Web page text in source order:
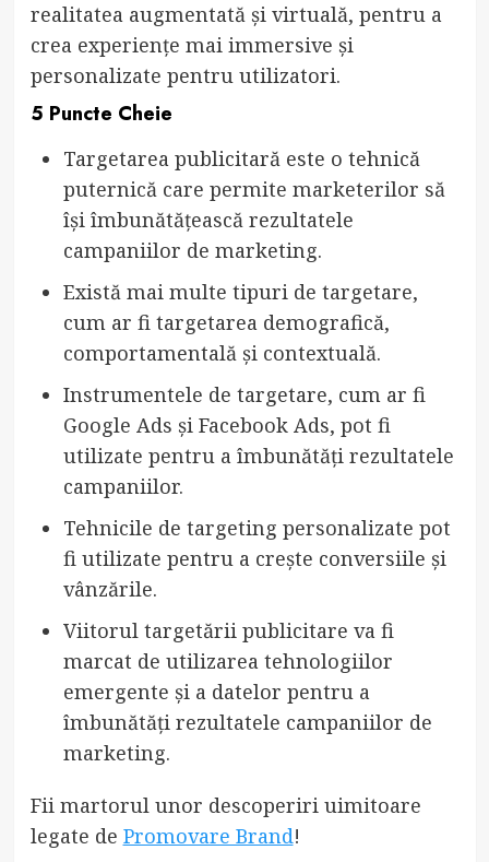
realitatea augmentată și virtuală, pentru a
crea experiențe mai immersive și
personalizate pentru utilizatori.
5 Puncte Cheie
Targetarea publicitară este o tehnică
puternică care permite marketerilor să
își îmbunătățească rezultatele
campaniilor de marketing.
Există mai multe tipuri de targetare,
cum ar fi targetarea demografică,
comportamentală și contextuală.
Instrumentele de targetare, cum ar fi
Google Ads și Facebook Ads, pot fi
utilizate pentru a îmbunătăți rezultatele
campaniilor.
Tehnicile de targeting personalizate pot
fi utilizate pentru a crește conversiile și
vânzările.
Viitorul targetării publicitare va fi
marcat de utilizarea tehnologiilor
emergente și a datelor pentru a
îmbunătăți rezultatele campaniilor de
marketing.
Fii martorul unor descoperiri uimitoare
legate de Promovare Brand!